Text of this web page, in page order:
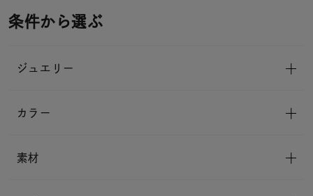
条件から選ぶ
ジュエリー
カラー
素材